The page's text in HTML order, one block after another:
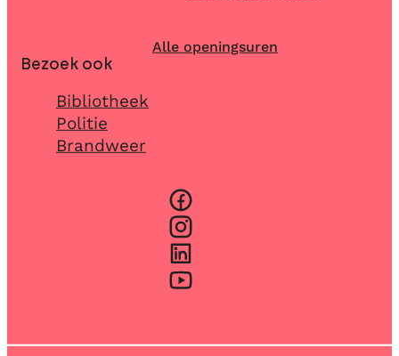
Alle openingsuren
Bezoek ook
Bibliotheek
Politie
Brandweer